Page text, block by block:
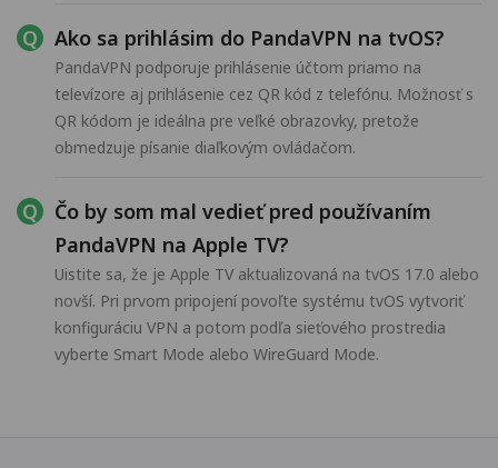
Ako sa prihlásim do PandaVPN na tvOS?
PandaVPN podporuje prihlásenie účtom priamo na
televízore aj prihlásenie cez QR kód z telefónu. Možnosť s
QR kódom je ideálna pre veľké obrazovky, pretože
obmedzuje písanie diaľkovým ovládačom.
Čo by som mal vedieť pred používaním
PandaVPN na Apple TV?
Uistite sa, že je Apple TV aktualizovaná na tvOS 17.0 alebo
novší. Pri prvom pripojení povoľte systému tvOS vytvoriť
konfiguráciu VPN a potom podľa sieťového prostredia
vyberte Smart Mode alebo WireGuard Mode.